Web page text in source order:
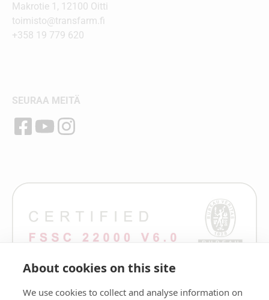
Makrotie 1, 12100 Oitti
toimisto@transfarm.fi
+358 19 779 620
SEURAA MEITÄ
About cookies on this site
We use cookies to collect and analyse information on